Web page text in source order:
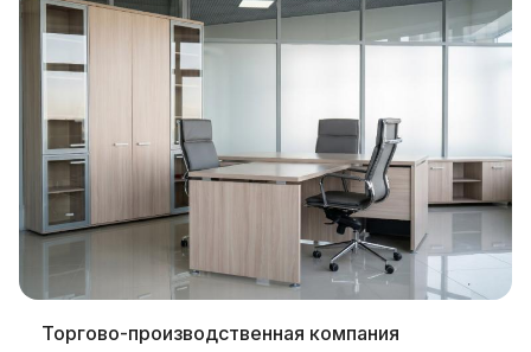
Торгово-производственная компания